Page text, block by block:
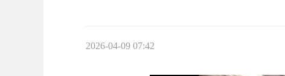
2026-04-09 07:42